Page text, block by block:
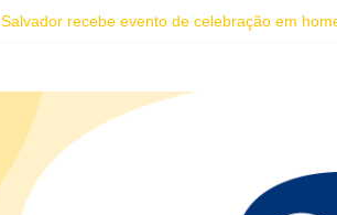
Salvador recebe evento de celebração em
IC Encontro de Artes traz Renata Carvalho
Música e solidariedade se unem em concerto